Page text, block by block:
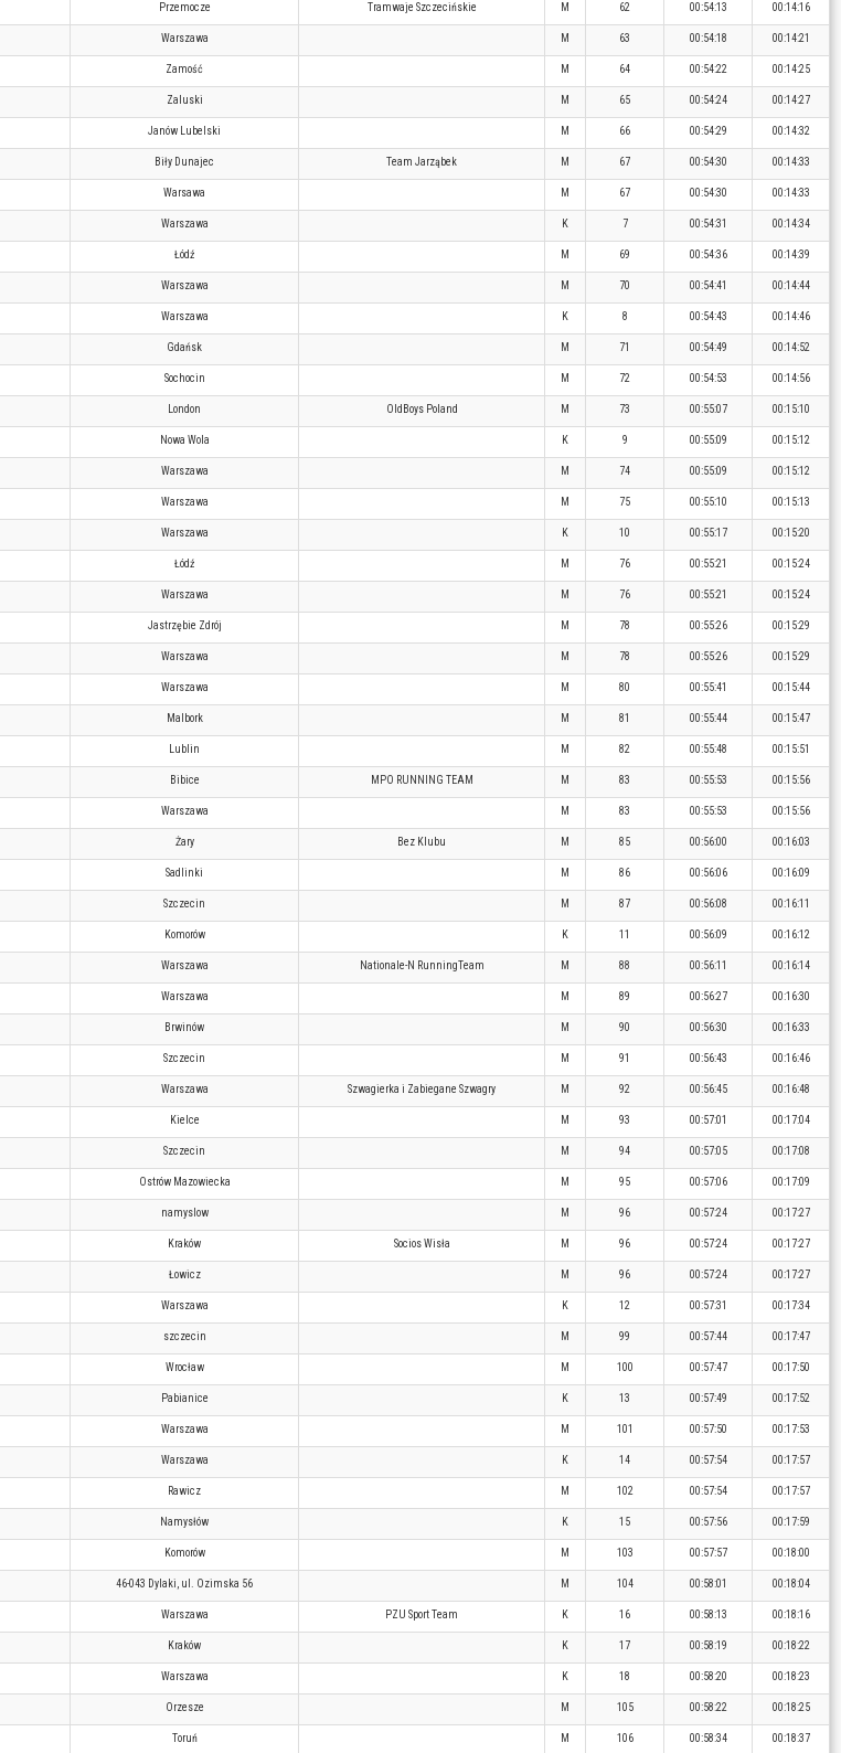
Przemocze Tramwaje Szczecińskie M 62 00:54:13 00:14:16
Warszawa M 63 00:54:18 00:14:21
Zamość M 64 00:54:22 00:14:25
Zaluski M 65 00:54:24 00:14:27
Janów Lubelski M 66 00:54:29 00:14:32
Biły Dunajec Team Jarząbek M 67 00:54:30 00:14:33
Warsawa M 67 00:54:30 00:14:33
Warszawa K 7 00:54:31 00:14:34
Łódź M 69 00:54:36 00:14:39
Warszawa M 70 00:54:41 00:14:44
Warszawa K 8 00:54:43 00:14:46
Gdańsk M 71 00:54:49 00:14:52
Sochocin M 72 00:54:53 00:14:56
London OldBoys Poland M 73 00:55:07 00:15:10
Nowa Wola K 9 00:55:09 00:15:12
Warszawa M 74 00:55:09 00:15:12
Warszawa M 75 00:55:10 00:15:13
Warszawa K 10 00:55:17 00:15:20
Łódź M 76 00:55:21 00:15:24
Warszawa M 76 00:55:21 00:15:24
Jastrzębie Zdrój M 78 00:55:26 00:15:29
Warszawa M 78 00:55:26 00:15:29
Warszawa M 80 00:55:41 00:15:44
Malbork M 81 00:55:44 00:15:47
Lublin M 82 00:55:48 00:15:51
Bibice MPO RUNNING TEAM M 83 00:55:53 00:15:56
Warszawa M 83 00:55:53 00:15:56
Żary Bez Klubu M 85 00:56:00 00:16:03
Sadlinki M 86 00:56:06 00:16:09
Szczecin M 87 00:56:08 00:16:11
Komorów K 11 00:56:09 00:16:12
Warszawa Nationale-N RunningTeam M 88 00:56:11 00:16:14
Warszawa M 89 00:56:27 00:16:30
Brwinów M 90 00:56:30 00:16:33
Szczecin M 91 00:56:43 00:16:46
Warszawa Szwagierka i Zabiegane Szwagry M 92 00:56:45 00:16:48
Kielce M 93 00:57:01 00:17:04
Szczecin M 94 00:57:05 00:17:08
Ostrów Mazowiecka M 95 00:57:06 00:17:09
namyslow M 96 00:57:24 00:17:27
Kraków Socios Wisła M 96 00:57:24 00:17:27
Łowicz M 96 00:57:24 00:17:27
Warszawa K 12 00:57:31 00:17:34
szczecin M 99 00:57:44 00:17:47
Wrocław M 100 00:57:47 00:17:50
Pabianice K 13 00:57:49 00:17:52
Warszawa M 101 00:57:50 00:17:53
Warszawa K 14 00:57:54 00:17:57
Rawicz M 102 00:57:54 00:17:57
Namysłów K 15 00:57:56 00:17:59
Komorów M 103 00:57:57 00:18:00
46-043 Dylaki, ul. Ozimska 56 M 104 00:58:01 00:18:04
Warszawa PZU Sport Team K 16 00:58:13 00:18:16
Kraków K 17 00:58:19 00:18:22
Warszawa K 18 00:58:20 00:18:23
Orzesze M 105 00:58:22 00:18:25
Toruń M 106 00:58:34 00:18:37